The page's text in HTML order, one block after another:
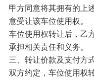
甲方同意将其拥有的上
意受让该车位使用权。
车位使用权转让后，乙
承担相关责任和义务。
三、转让价款及支付方
双方约定，车位使用权